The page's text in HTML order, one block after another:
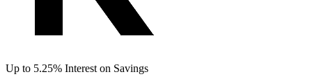
Up to 5.25% Interest on Savings